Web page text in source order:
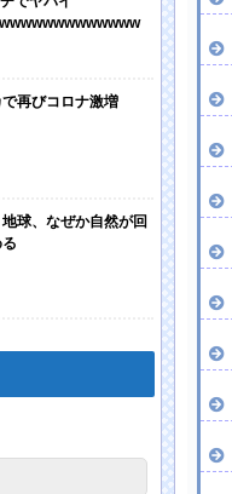
再びコロナ激増
地球、なぜか自然が回